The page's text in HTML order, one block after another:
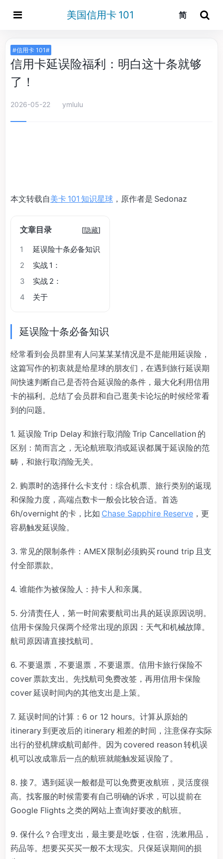
美国信用卡 101 简
#信用卡 101#
信用卡延误险福利：明白这十条就够
了！
2026-05-22 ymlulu
本文转载自美卡 101 知识星球 ，原作者是 Sedonaz
文章目录 [隐藏]
1
延误险十条必备知识
2
实战 1：
3
实战 2：
4
关于
延误险十条必备知识
经常看到会员群里有人问某某某情况是不是能用延误险，
这篇写作的初衷就是给星球的朋友们，在遇到旅行延误期
间快速判断自己是否符合延误险的条件，最大化利用信用
卡的福利。总结了会员群和自己逛美卡论坛的时候经常看
到的问题。
1. 延误险 Trip Delay 和旅行取消险 Trip Cancellation 的
区别：简而言之，无论航班取消或延误都属于延误险的范
畴，和旅行取消险无关。
2. 购票时的选择什么卡支付：综合机票、旅行类别的返现
和保险力度，高端点数卡一般会比较合适。首选
6h/overnight 的卡，比如 Chase Sapphire Reserve ，更
容易触发延误险。
3. 常见的限制条件：AMEX 限制必须购买 round trip 且支
付全部票款。
4. 谁能作为被保险人：持卡人和亲属。
5. 分清责任人，第一时间索要航司出具的延误原因说明。
信用卡保险只保两个经常出现的原因：天气和机械故障。
航司原因请直接找航司。
6. 不要退票，不要退票，不要退票。信用卡旅行保险不
cover 票款支出。先找航司免费改签，再用信用卡保险
cover 延误时间内的其他支出是上策。
7. 延误时间的计算：6 or 12 hours。计算从原始的
itinerary 到更改后的 itinerary 相差的时间，注意保存实际
出行的登机牌或航司邮件。因为 covered reason 转机误
机可以改成靠后一点的航班就能触发延误险了。
8. 接 7。遇到延误一般都是可以免费更改航班，灵活度很
高。找客服的时候需要有自己明确的诉求，可以提前在
Google Flights 之类的网站上查询好要改的航班。
9. 保什么？合理支出，最主要是吃饭，住宿，洗漱用品，
药品等。想要买买买一般不太现实。只保延误期间的损